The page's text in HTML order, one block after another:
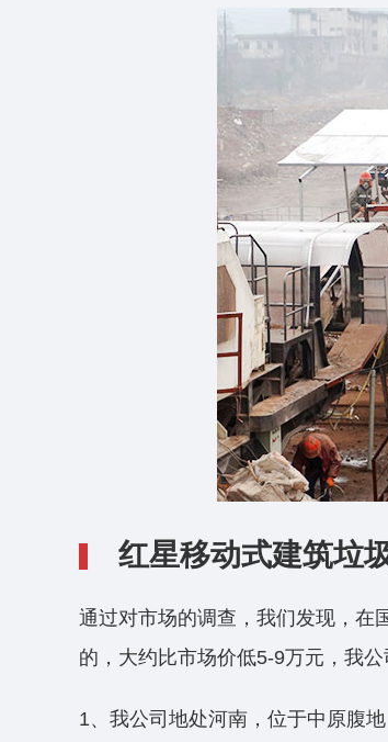
红星移动式建筑垃
通过对市场的调查，我们发现，在
的，大约比市场价低5-9万元，我
1、我公司地处河南，位于中原腹